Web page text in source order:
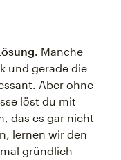
Manche
und gerade die
Aber ohne
löst du mit
das es gar nicht
lernen wir den
gründlich